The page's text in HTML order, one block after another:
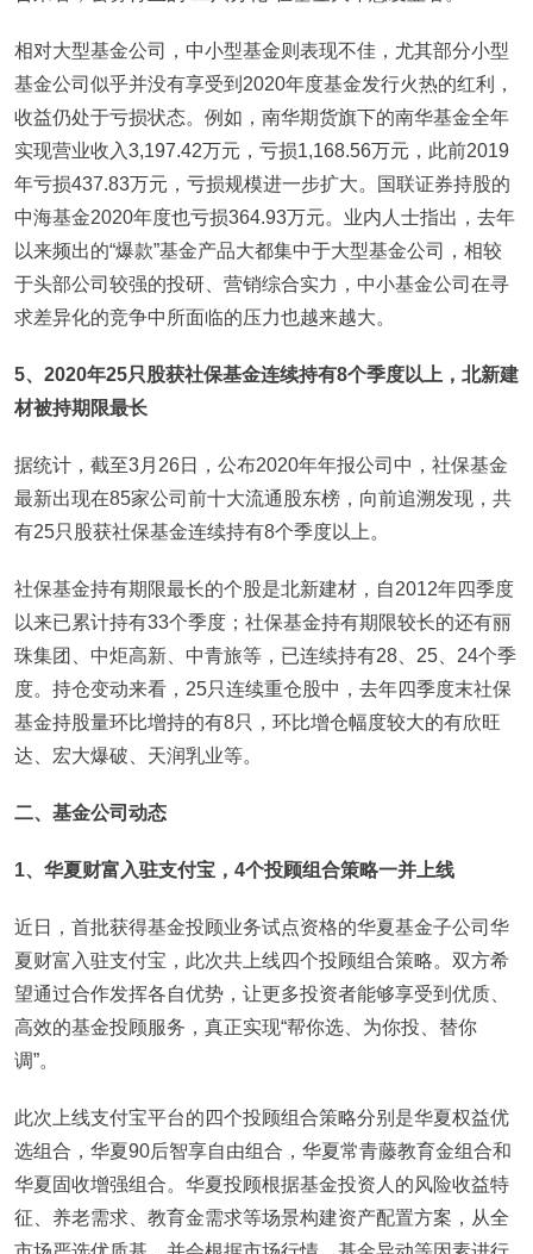
相对大型基金公司，中小型基金则表现不佳，尤其部分小型
基金公司似乎并没有享受到2020年度基金发行火热的红利，
收益仍处于亏损状态。例如，南华期货旗下的南华基金全年
实现营业收入3,197.42万元，亏损1,168.56万元，此前2019
年亏损437.83万元，亏损规模进一步扩大。国联证券持股的
中海基金2020年度也亏损364.93万元。业内人士指出，去年
以来频出的“爆款”基金产品大都集中于大型基金公司，相较
于头部公司较强的投研、营销综合实力，中小基金公司在寻
求差异化的竞争中所面临的压力也越来越大。
5、2020年25只股获社保基金连续持有8个季度以上，北新建
材被持期限最长
据统计，截至3月26日，公布2020年年报公司中，社保基金
最新出现在85家公司前十大流通股东榜，向前追溯发现，共
有25只股获社保基金连续持有8个季度以上。
社保基金持有期限最长的个股是北新建材，自2012年四季度
以来已累计持有33个季度；社保基金持有期限较长的还有丽
珠集团、中炬高新、中青旅等，已连续持有28、25、24个季
度。持仓变动来看，25只连续重仓股中，去年四季度末社保
基金持股量环比增持的有8只，环比增仓幅度较大的有欣旺
达、宏大爆破、天润乳业等。
二、基金公司动态
1、华夏财富入驻支付宝，4个投顾组合策略一并上线
近日，首批获得基金投顾业务试点资格的华夏基金子公司华
夏财富入驻支付宝，此次共上线四个投顾组合策略。双方希
望通过合作发挥各自优势，让更多投资者能够享受到优质、
高效的基金投顾服务，真正实现“帮你选、为你投、替你
调”。
此次上线支付宝平台的四个投顾组合策略分别是华夏权益优
选组合，华夏90后智享自由组合，华夏常青藤教育金组合和
华夏固收增强组合。华夏投顾根据基金投资人的风险收益特
征、养老需求、教育金需求等场景构建资产配置方案，从全